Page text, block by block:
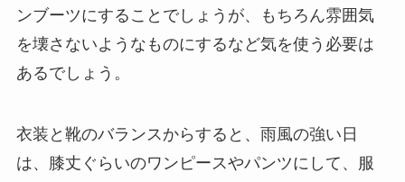
ンブーツにする ことでしょうが、もちろん雰囲気
を壊さないようなものにするなど気を使う必要は
あるでしょう。
衣装と靴のバランスからすると、雨風の強い日
は、 膝丈ぐらいのワンピースやパンツにして、服